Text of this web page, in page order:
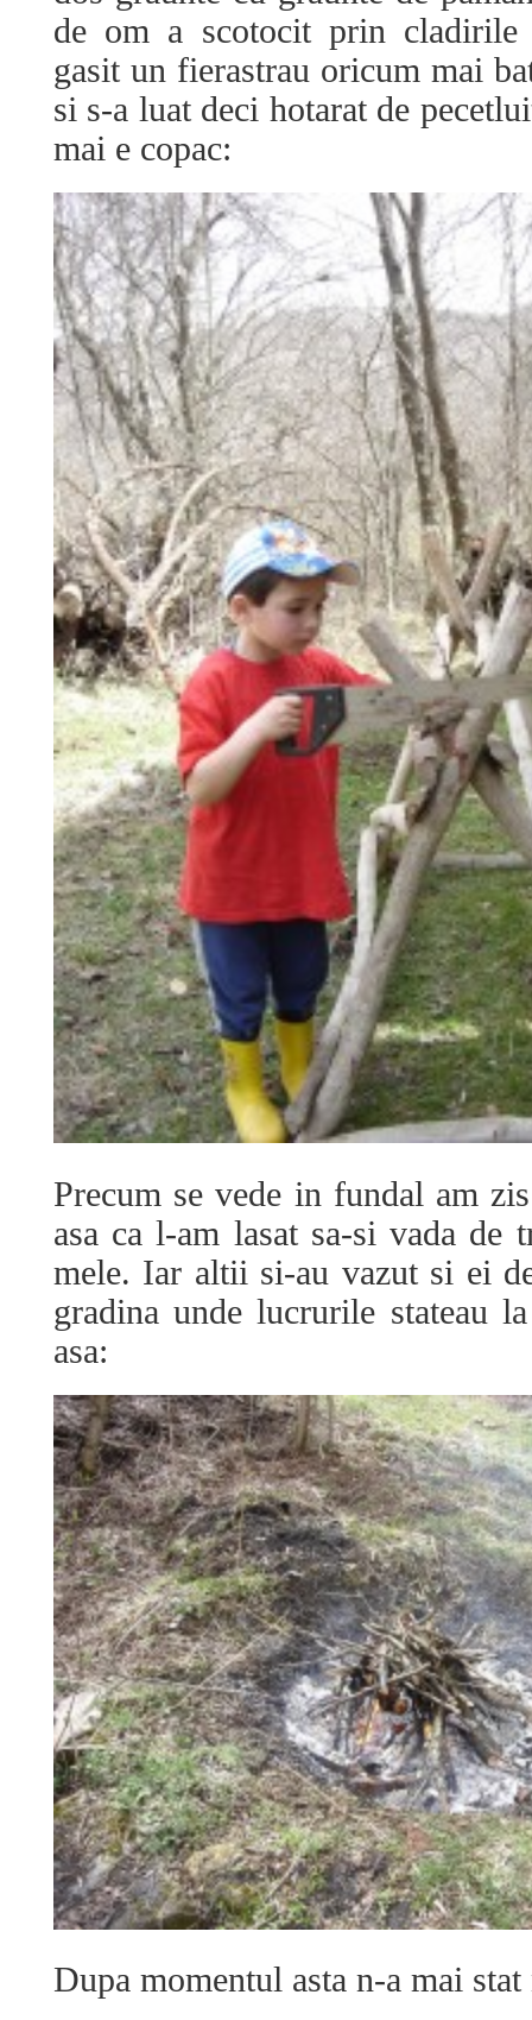
de om a scotocit prin cladirile
gasit un fierastrau oricum mai
si s-a luat deci hotarat de
mai e copac:
Precum se vede in fundal am
asa ca l-am lasat sa-si vada de
mele. Iar altii si-au vazut si ei
gradina unde lucrurile stateau
asa:
Dupa momentul asta n-a mai